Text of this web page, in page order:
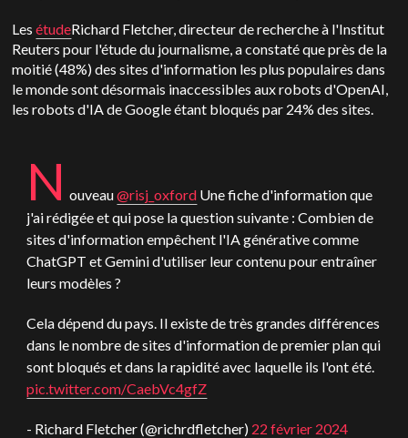
LesétudeRichard Fletcher, directeur de recherche à l'Institut
Reuters pour l'étude du journalisme, a constaté que près de la
moitié (48%) des sites d'information les plus populaires dans
le monde sont désormais inaccessibles aux robots d'OpenAI,
les robots d'IA de Google étant bloqués par 24% des sites.
N ouveau@risj_oxford Une fiche d'information que
j'ai rédigée et qui pose la question suivante : Combien de
sites d'information empêchent l'IA générative comme
ChatGPT et Gemini d'utiliser leur contenu pour entraîner
leurs modèles ?
Cela dépend du pays. Il existe de très grandes différences
dans le nombre de sites d'information de premier plan qui
sont bloqués et dans la rapidité avec laquelle ils l'ont été.
pic.twitter.com/CaebVc4gfZ
- Richard Fletcher (@richrdfletcher) 22 février 2024